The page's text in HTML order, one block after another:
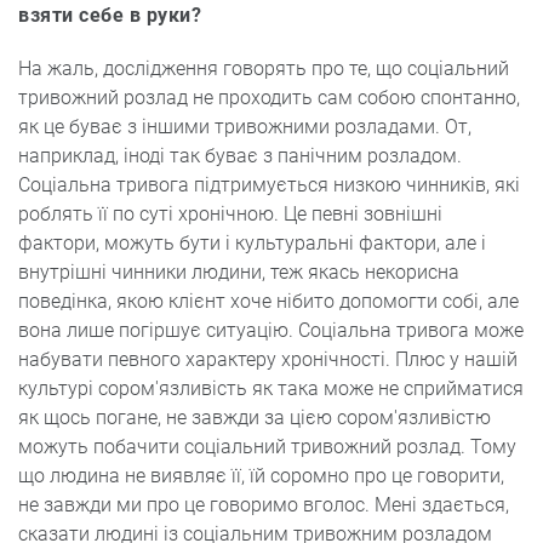
взяти себе в руки?
На жаль, дослідження говорять про те, що соціальний
тривожний розлад не проходить сам собою спонтанно,
як це буває з іншими тривожними розладами. От,
наприклад, іноді так буває з панічним розладом.
Соціальна тривога підтримується низкою чинників, які
роблять її по суті хронічною. Це певні зовнішні
фактори, можуть бути і культуральні фактори, але і
внутрішні чинники людини, теж якась некорисна
поведінка, якою клієнт хоче нібито допомогти собі, але
вона лише погіршує ситуацію. Соціальна тривога може
набувати певного характеру хронічності. Плюс у нашій
культурі сором'язливість як така може не сприйматися
як щось погане, не завжди за цією сором'язливістю
можуть побачити соціальний тривожний розлад. Тому
що людина не виявляє її, їй соромно про це говорити,
не завжди ми про це говоримо вголос. Мені здається,
сказати людині із соціальним тривожним розладом